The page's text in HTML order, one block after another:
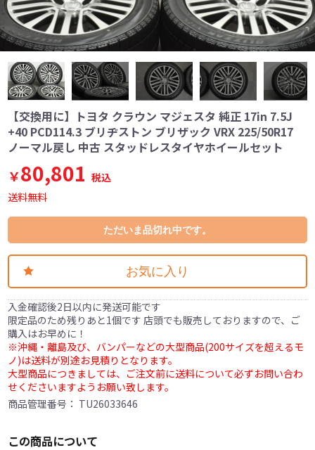
【交換用に】トヨタ クラウン マジェスタ 純正 17in 7.5J
+40 PCD114.3 ブリヂストン ブリザック VRX 225/50R17
ノーマル戻し 中古 スタッドレスタイヤホイールセット
￥80,801 税込
送料無料
ただいま品切れ中です。
お気に入り
入金確認後2日以内に発送可能です
限定品のため残りあと1個です 店頭でも販売しておりますので、ご
購入はお早めに！
※沖縄・離島及び、バンパーなどの大型商品(200サイズを超えるモ
ノ)は送料が別途お見積りとなります。
大型商品につきましては、ご注文前に送料について必ずお問い合わ
せくださいますようお願い致します。
商品管理番号： TU26033646
この商品について